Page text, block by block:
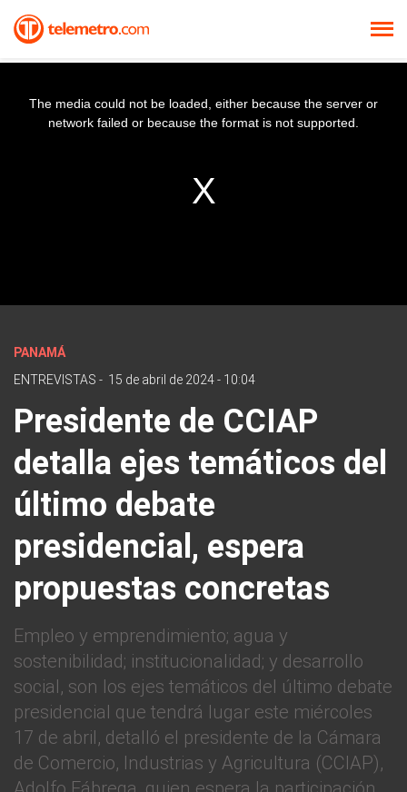
The media could not be loaded, either because the server or
network failed or because the format is not supported.
PANAMÁ
ENTREVISTAS - 15 de abril de 2024 - 10:04
Presidente de CCIAP
detalla ejes temáticos del
último debate
presidencial, espera
propuestas concretas
Empleo y emprendimiento; agua y
sostenibilidad; institucionalidad; y desarrollo
social, son los ejes temáticos del último debate
presidencial que tendrá lugar este miércoles
17 de abril, detalló el presidente de la Cámara
de Comercio, Industrias y Agricultura (CCIAP),